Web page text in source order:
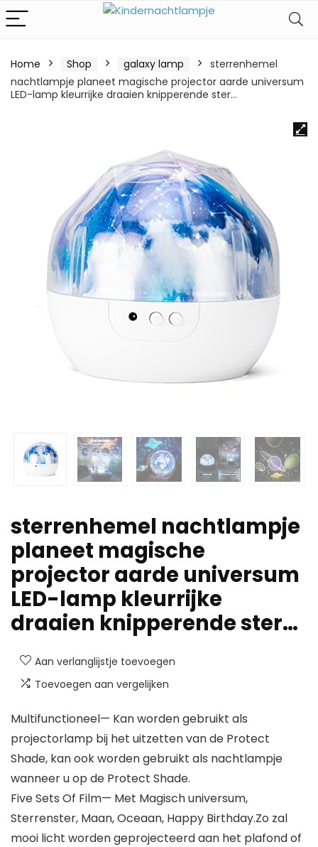
Home Shop galaxy lamp
sterrenhemel
nachtlampje planeet magische projector aarde universum
LED-lamp kleurrijke draaien knipperende ster…
sterrenhemel nachtlampje
planeet magische
projector aarde universum
LED-lamp kleurrijke
draaien knipperende ster…
Aan verlanglijstje toevoegen
Toevoegen aan vergelijken
Multifunctioneel— Kan worden gebruikt als
projectorlamp bij het uitzetten van de Protect
Shade, kan ook worden gebruikt als nachtlampje
wanneer u op de Protect Shade.
Five Sets Of Film— Met Magisch universum,
Sterrenster, Maan, Oceaan, Happy Birthday.Zo zal
mooi licht worden geprojecteerd aan het plafond of